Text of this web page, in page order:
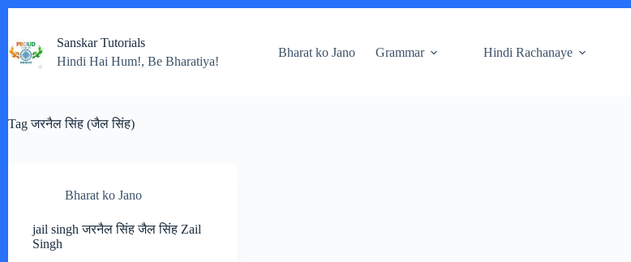
content
Sanskar Tutorials
Hindi Hai Hum!, Be Bharatiya!
Bharat ko Jano Grammar Hindi Rachanaye
Tagजरनैल सिंह (जैल सिंह)
Bharat ko Jano
jail singh जरनैल सिंह जैल सिंह Zail
Singh